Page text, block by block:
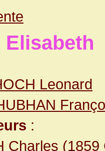
Elisabeth
Leonard
:
Charles (1859